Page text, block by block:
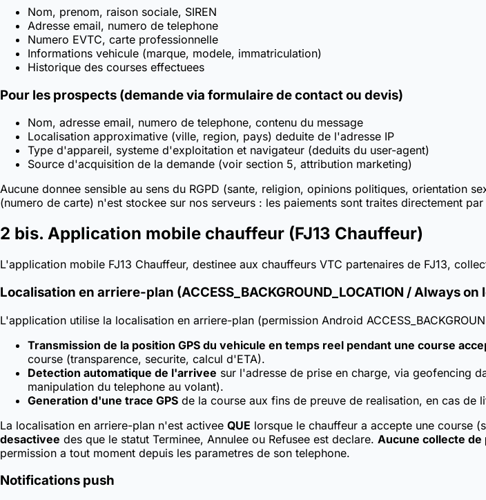
Nom, prenom, raison sociale, SIREN
Adresse email, numero de telephone
Numero EVTC, carte professionnelle
Informations vehicule (marque, modele, immatriculation)
Historique des courses effectuees
Pour les prospects (demande via formulaire de contact ou devis)
Nom, adresse email, numero de telephone, contenu du message
Localisation approximative (ville, region, pays) deduite de l'adresse IP
Type d'appareil, systeme d'exploitation et navigateur (deduits du user-agent)
Source d'acquisition de la demande (voir section 5, attribution marketing)
Aucune donnee sensible au sens du RGPD (sante, religion, opinions politiques, orientation
(numero de carte) n'est stockee sur nos serveurs : les paiements sont traites directement
2 bis. Application mobile chauffeur (FJ13 Chauffeur)
L'application mobile FJ13 Chauffeur, destinee aux chauffeurs VTC partenaires de FJ13,
Localisation en arriere-plan (ACCESS_BACKGROUND_LOCATION / Always on
L'application utilise la localisation en arriere-plan (permission Android
Transmission de la position GPS du vehicule en temps reel pendant une course
course (transparence, securite, calcul d'ETA).
Detection automatique de l'arrivee sur l'adresse de prise en charge, via geofencing
manipulation du telephone au volant).
Generation d'une trace GPS de la course aux fins de preuve de realisation, en cas de
La localisation en arriere-plan n'est activee QUE lorsque le chauffeur a accepte une course
desactivee des que le statut Terminee, Annulee ou Refusee est declare. Aucune collecte
permission a tout moment depuis les parametres de son telephone.
Notifications push